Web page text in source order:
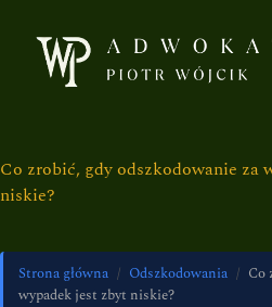
Co zrobić, gdy odszkodowanie za
niskie?
Strona główna / Odszkodowania / Co
wypadek jest zbyt niskie?